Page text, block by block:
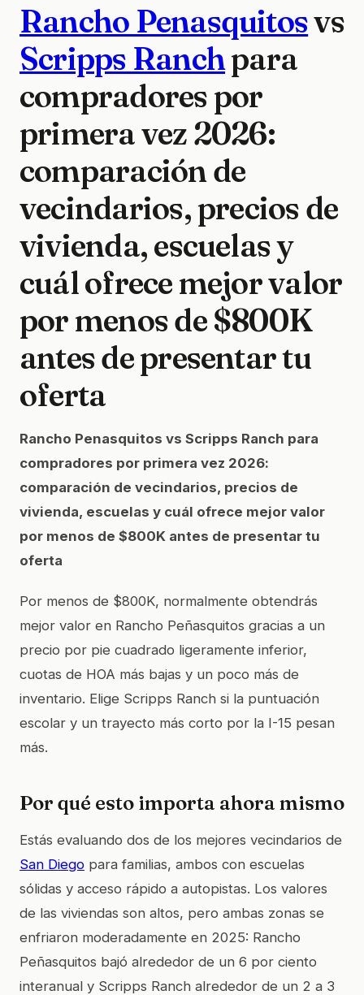
Rancho Penasquitosvs
Scripps Ranchpara
compradores por
primera vez 2026:
comparación de
vecindarios, precios de
vivienda, escuelas y
cuál ofrece mejor valor
por menos de $800K
antes de presentar tu
oferta
Rancho Penasquitos vs Scripps Ranch para
compradores por primera vez 2026:
comparación de vecindarios, precios de
vivienda, escuelas y cuál ofrece mejor valor
por menos de $800K antes de presentar tu
oferta
Por menos de $800K, normalmente obtendrás
mejor valor en Rancho Peñasquitos gracias a un
precio por pie cuadrado ligeramente inferior,
cuotas de HOA más bajas y un poco más de
inventario. Elige Scripps Ranch si la puntuación
escolar y un trayecto más corto por la I-15 pesan
más.
Por qué esto importa ahora mismo
Estás evaluando dos de los mejores vecindarios de
San Diego para familias, ambos con escuelas
sólidas y acceso rápido a autopistas. Los valores
de las viviendas son altos, pero ambas zonas se
enfriaron moderadamente en 2025: Rancho
Peñasquitos bajó alrededor de un 6 por ciento
interanual y Scripps Ranch alrededor de un 2 a 3